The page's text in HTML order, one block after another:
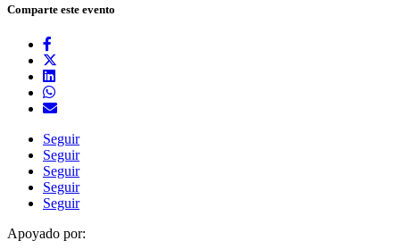
Comparte este evento
Seguir
Seguir
Seguir
Seguir
Seguir
Apoyado por: